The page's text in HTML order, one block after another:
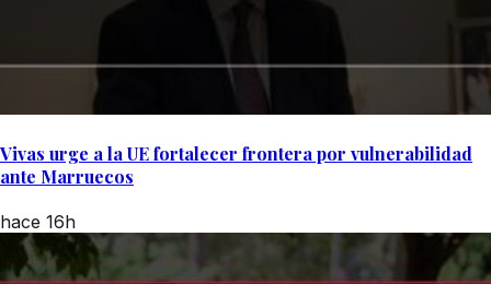
Vivas urge a la UE fortalecer frontera por vulnerabilidad
ante Marruecos
hace 16h